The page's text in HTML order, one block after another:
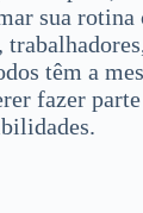
sua rotina
têm a
fazer